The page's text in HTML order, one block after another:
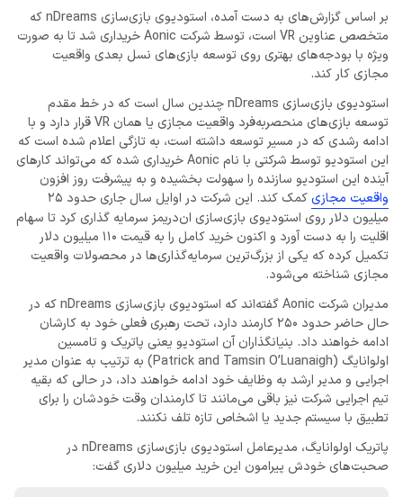
بر اساس گزارش‌های به دست آمده، استودیوی بازی‌سازی nDreams که
متخصص عناوین VR است، توسط شرکت Aonic خریداری شد تا به صورت
ویژه با بودجه‌های بهتری روی توسعه بازی‌های نسل بعدی واقعیت
مجازی کار کند.
استودیوی بازی‌سازی nDreams چندین سال است که در خط مقدم
توسعه بازی‌های منحصربه‌فرد واقعیت مجازی یا همان VR قرار دارد و با
ادامه رشدی که در مسیر توسعه داشته است، به تازگی اعلام شده است که
این استودیو توسط شرکتی با نام Aonic خریداری شده که می‌تواند کارهای
آینده این استودیو سازنده را سهولت بخشیده و به پیشرفت روز افزون
واقعیت مجازی
کمک کند. این شرکت در اوایل سال جاری حدود 25
میلیون دلار روی استودیوی بازی‌سازی ان‌دریمز سرمایه گذاری کرد تا سهام
اقلیت را به دست آورد و اکنون خرید کامل را به قیمت 110 میلیون دلار
تکمیل کرده که یکی از بزرگ‌ترین سرمایه‌گذاری‌ها در محصولات واقعیت
مجازی شناخته می‌شود.
مدیران شرکت Aonic گفته‌اند که استودیوی بازی‌سازی nDreams که در
حال حاضر حدود 250 کارمند دارد، تحت رهبری فعلی خود به کارشان
ادامه خواهند داد. بنیانگذاران آن استودیو یعنی پاتریک و تامسین
اولوانایگ (Patrick and Tamsin O’Luanaigh) به ترتیب به عنوان مدیر
اجرایی و مدیر ارشد به وظایف خود ادامه خواهند داد، در حالی که بقیه
تیم اجرایی شرکت نیز باقی می‌مانند تا کارمندان وقت خودشان را برای
تطبیق با سیستم جدید یا اشخاص تازه تلف نکنند.
پاتریک اولوانایگ، مدیرعامل استودیوی بازی‌سازی nDreams در
صحبت‌های خودش پیرامون این خرید میلیون دلاری گفت: